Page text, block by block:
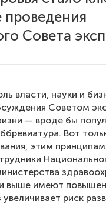
проведения
Совета
власти, науки и
Советом
— вроде бы
Вот
этим
выше имеют
риск